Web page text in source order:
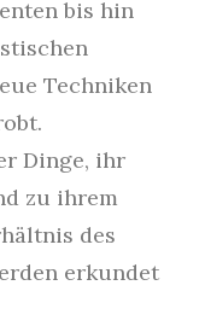
bis hin
Techniken
Dinge, ihr
zu ihrem
des
erkundet